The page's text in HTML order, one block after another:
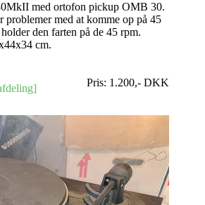
med ortofon pickup OMB 30.
med at komme op på 45
den farten på de 45 rpm.
cm.
Pris: 1.200,- DKK